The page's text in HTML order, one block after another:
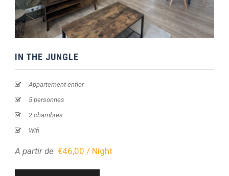
IN THE JUNGLE
Appartement entier
5 personnes
2 chambres
Wifi
A partir de €46,00 / Night